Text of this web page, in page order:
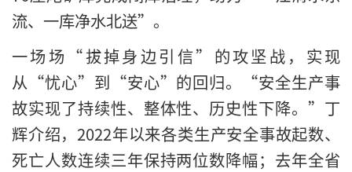
流、一库净水北送”。
一场场“拔掉身边引信”的攻坚战，实现
从“忧心”到“安心”的回归。“安全生产事
故实现了持续性、整体性、历史性下降。”丁
辉介绍，2022年以来各类生产安全事故起数、
死亡人数连续三年保持两位数降幅；去年全省